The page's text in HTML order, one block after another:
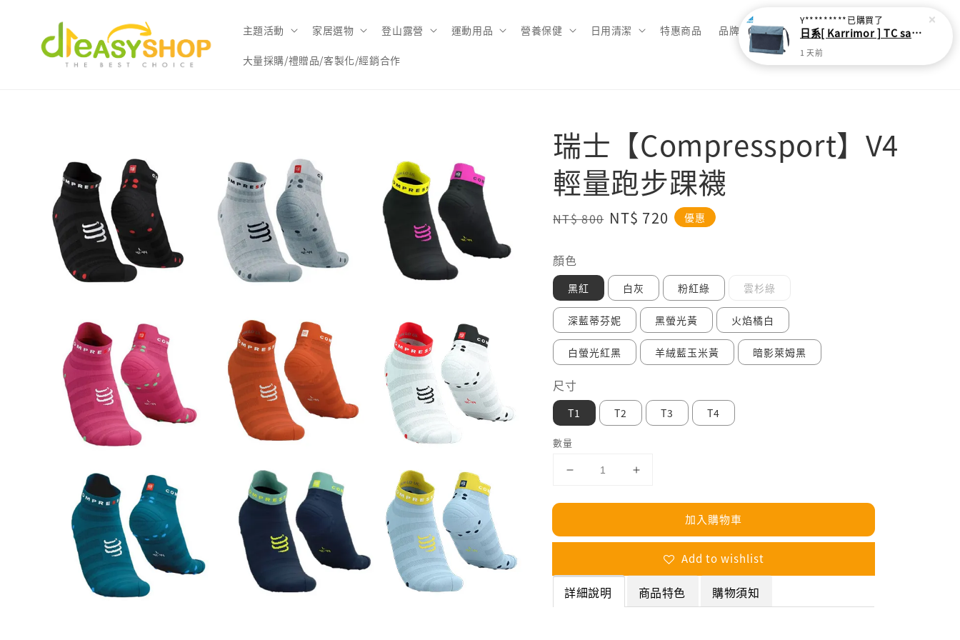
主題活動 家居選物 登山露營 運動用品 營養保健 日用清潔 特惠商品 品牌總覽
大量採購/禮贈品/客製化/經銷合作
瑞士【Compressport】V4
輕量跑步踝襪
Regular
NT$ 800 Sale
NT$ 720 優惠
顏色
黑紅 白灰 粉紅綠 雲杉綠
深藍蒂芬妮 黑螢光黃 火焰橘白
白螢光紅黑 羊絨藍玉米黃 暗影萊姆黑
尺寸
T1 T2 T3 T4
數量
加入購物車
Add to wishlist
詳細說明 商品特色 購物須知
Y*********已購買了
日系[ Karrimor ] TC sacoche Ｌ 多功能輕旅收納袋
1 天前